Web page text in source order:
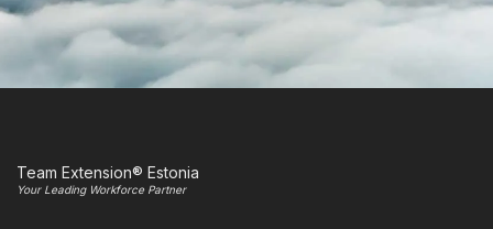
Team Extension® Estonia
Your Leading Workforce Partner